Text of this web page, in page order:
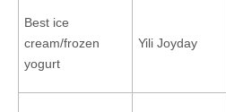
Best ice
cream/frozen
yogurt
Yili Joyday